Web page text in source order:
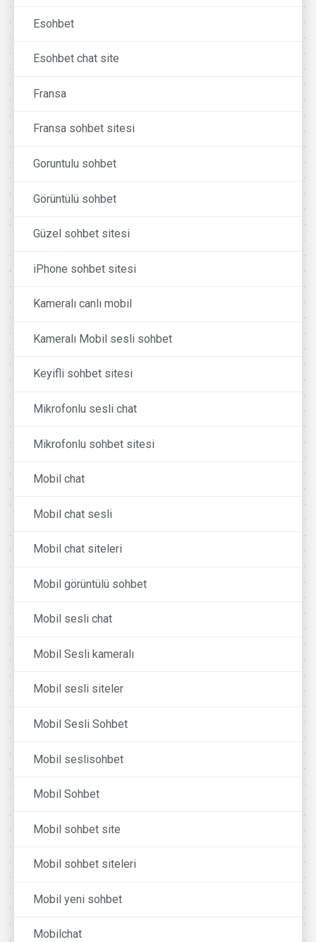
Esohbet
Esohbet chat site
Fransa
Fransa sohbet sitesi
Goruntulu sohbet
Görüntülü sohbet
Güzel sohbet sitesi
iPhone sohbet sitesi
Kameralı canlı mobil
Kameralı Mobil sesli sohbet
Keyifli sohbet sitesi
Mikrofonlu sesli chat
Mikrofonlu sohbet sitesi
Mobil chat
Mobil chat sesli
Mobil chat siteleri
Mobil görüntülü sohbet
Mobil sesli chat
Mobil Sesli kameralı
Mobil sesli siteler
Mobil Sesli Sohbet
Mobil seslisohbet
Mobil Sohbet
Mobil sohbet site
Mobil sohbet siteleri
Mobil yeni sohbet
Mobilchat